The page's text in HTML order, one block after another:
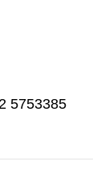
5753385